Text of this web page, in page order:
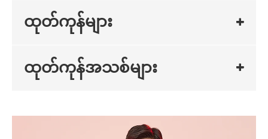
ထုတ်ကုန်များ
ထုတ်ကုန်အသစ်များ